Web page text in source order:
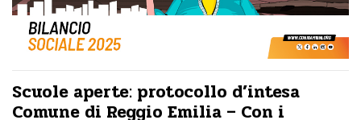
Scuole aperte: protocollo d’intesa
Comune di Reggio Emilia – Con i